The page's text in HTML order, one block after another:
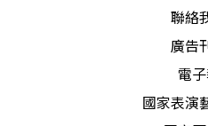
聯絡
廣告
電
國家表演